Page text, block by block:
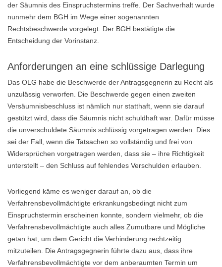
der Säumnis des Einspruchstermins treffe. Der Sachverhalt wurde
nunmehr dem BGH im Wege einer sogenannten
Rechtsbeschwerde vorgelegt. Der BGH bestätigte die
Entscheidung der Vorinstanz.
Anforderungen an eine schlüssige Darlegung
Das OLG habe die Beschwerde der Antragsgegnerin zu Recht als
unzulässig verworfen. Die Beschwerde gegen einen zweiten
Versäumnisbeschluss ist nämlich nur statthaft, wenn sie darauf
gestützt wird, dass die Säumnis nicht schuldhaft war. Dafür müsse
die unverschuldete Säumnis schlüssig vorgetragen werden. Dies
sei der Fall, wenn die Tatsachen so vollständig und frei von
Widersprüchen vorgetragen werden, dass sie – ihre Richtigkeit
unterstellt – den Schluss auf fehlendes Verschulden erlauben.
Vorliegend käme es weniger darauf an, ob die
Verfahrensbevollmächtigte erkrankungsbedingt nicht zum
Einspruchstermin erscheinen konnte, sondern vielmehr, ob die
Verfahrensbevollmächtigte auch alles Zumutbare und Mögliche
getan hat, um dem Gericht die Verhinderung rechtzeitig
mitzuteilen. Die Antragsgegnerin führte dazu aus, dass ihre
Verfahrensbevollmächtigte vor dem anberaumten Termin um